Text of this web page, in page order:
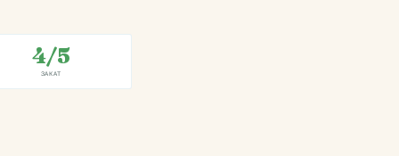
4/5
ЗАКАТ